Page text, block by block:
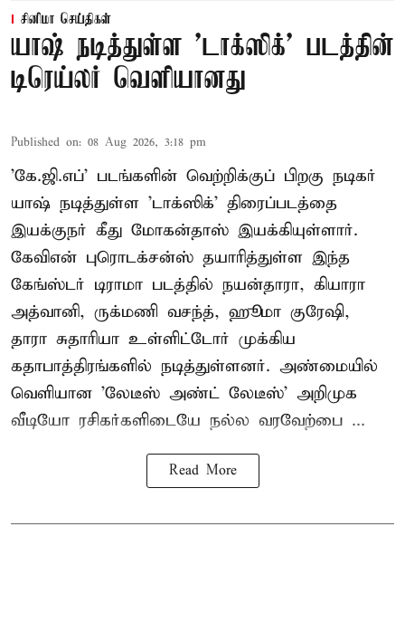
சினிமா செய்திகள்
யாஷ் நடித்துள்ள 'டாக்‌ஸிக்' படத்தின்
டிரெய்லர் வெளியானது
Published on: 08 Aug 2026, 3:18 pm
'கே.ஜி.எப்' படங்களின் வெற்றிக்குப் பிறகு நடிகர்
யாஷ் நடித்துள்ள 'டாக்ஸிக்' திரைப்படத்தை
இயக்குநர் கீது மோகன்தாஸ் இயக்கியுள்ளார்.
கேவிஎன் புரொடக்சன்ஸ் தயாரித்துள்ள இந்த
கேங்ஸ்டர் டிராமா படத்தில் நயன்தாரா, கியாரா
அத்வானி, ருக்மணி வசந்த், ஹூமா குரேஷி,
தாரா சுதாரியா உள்ளிட்டோர் முக்கிய
கதாபாத்திரங்களில் நடித்துள்ளனர். அண்மையில்
வெளியான 'லேடீஸ் அண்ட் லேடீஸ்' அறிமுக
வீடியோ ரசிகர்களிடையே நல்ல வரவேற்பை ...
Read More